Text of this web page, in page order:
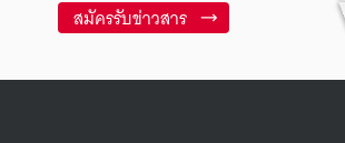
สมัครรับข่าวสาร